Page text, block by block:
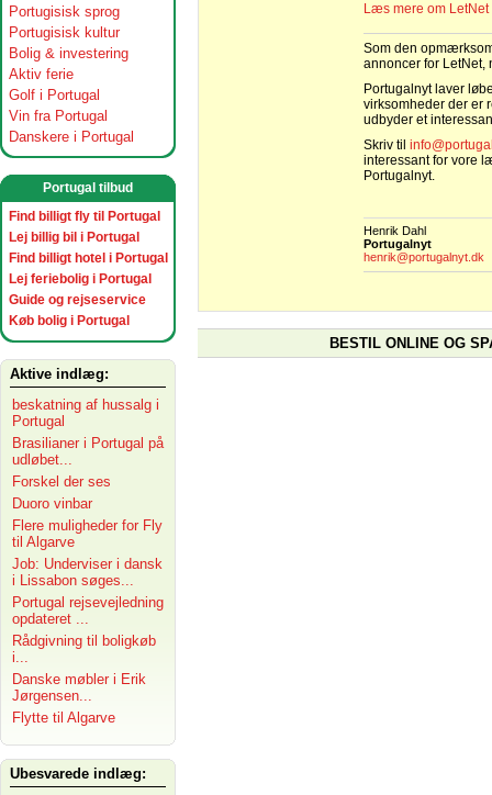
Portugisisk sprog
Portugisisk kultur
Bolig & investering
Aktiv ferie
Golf i Portugal
Vin fra Portugal
Danskere i Portugal
Portugal tilbud
Find billigt fly til Portugal
Lej billig bil i Portugal
Find billigt hotel i Portugal
Lej feriebolig i Portugal
Guide og rejseservice
Køb bolig i Portugal
Aktive indlæg:
beskatning af hussalg i
Portugal
Brasilianer i Portugal på
udløbet...
Forskel der ses
Duoro vinbar
Flere muligheder for Fly
til Algarve
Job: Underviser i dansk
i Lissabon søges...
Portugal rejsevejledning
opdateret ...
Rådgivning til boligkøb
i...
Danske møbler i Erik
Jørgensen...
Flytte til Algarve
Ubesvarede indlæg:
Læs mere om
Som den
annoncer for
Portugalnyt laver
virksomheder der er
udbyder et
Skriv til
interessant for vore
Portugalnyt.
Henrik Dahl
Portugalnyt
henrik@portugalnyt.dk
BESTIL ONLINE OG